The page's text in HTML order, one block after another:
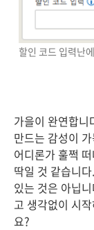
할인 코드 입력난
가을이 완연합니
만드는 감성이
어디론가 훌쩍
딱일 것 같습니
있는 것은 아닙
고 생각없이 시
요?